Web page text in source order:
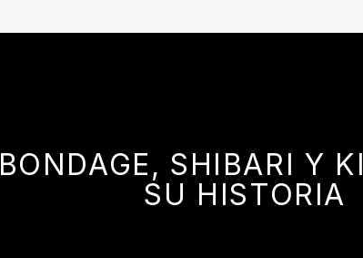
BONDAGE, SHIBARI Y
SU HISTORIA